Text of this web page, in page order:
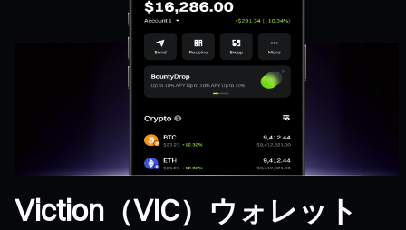
Viction（VIC）ウォレット